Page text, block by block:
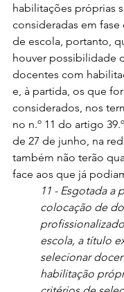
habilitações próprias
consideradas em fase
de escola, portanto,
houver possibilidade
docentes com
e, à partida, os que
considerados, nos
no n.º 11 do artigo
de 27 de junho, na
também não terão
face aos que já
11 - Esgotada
colocação de
escola, a título
selecionar
habilitação